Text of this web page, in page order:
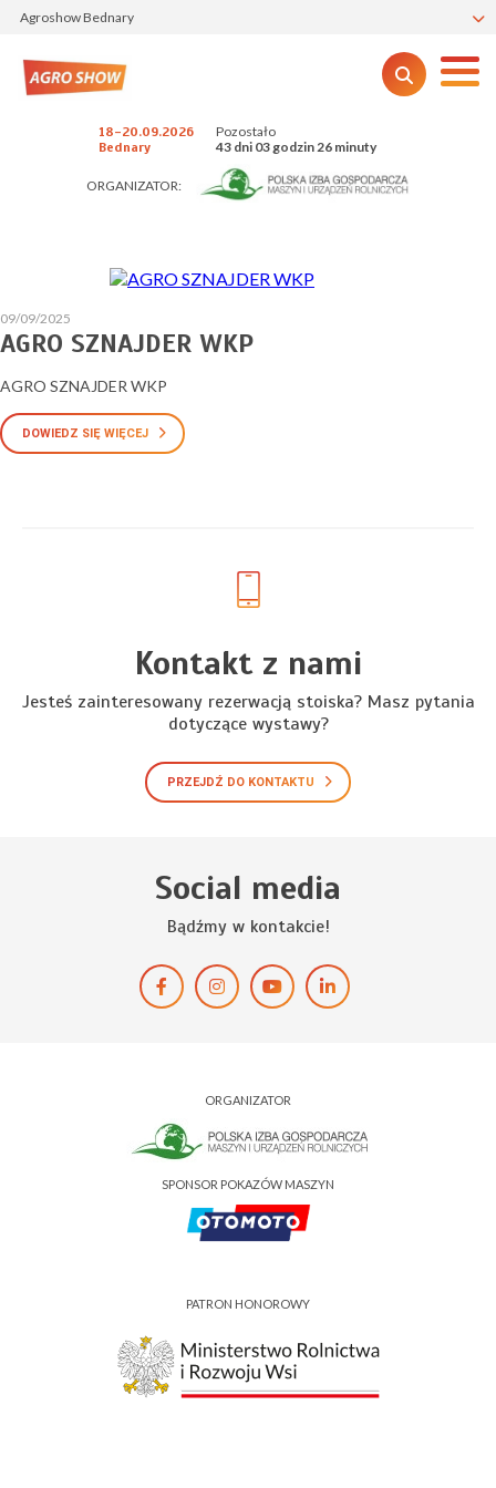
Agroshow Bednary
18-20.09.2026
Bednary
Pozostało
43 dni 03 godzin 26 minuty
ORGANIZATOR:
09/09/2025
AGRO SZNAJDER WKP
AGRO SZNAJDER WKP
DOWIEDZ SIĘ WIĘCEJ
Kontakt z nami
Jesteś zainteresowany rezerwacją stoiska? Masz pytania
dotyczące wystawy?
PRZEJDŹ DO KONTAKTU
Social media
Bądźmy w kontakcie!
ORGANIZATOR
SPONSOR POKAZÓW MASZYN
PATRON HONOROWY